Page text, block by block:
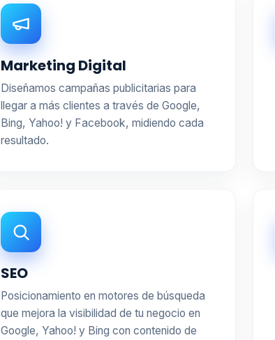
Marketing Digital
Diseñamos campañas publicitarias para
llegar a más clientes a través de Google,
Bing, Yahoo! y Facebook, midiendo cada
resultado.
SEO
Posicionamiento en motores de búsqueda
que mejora la visibilidad de tu negocio en
Google, Yahoo! y Bing con contenido de